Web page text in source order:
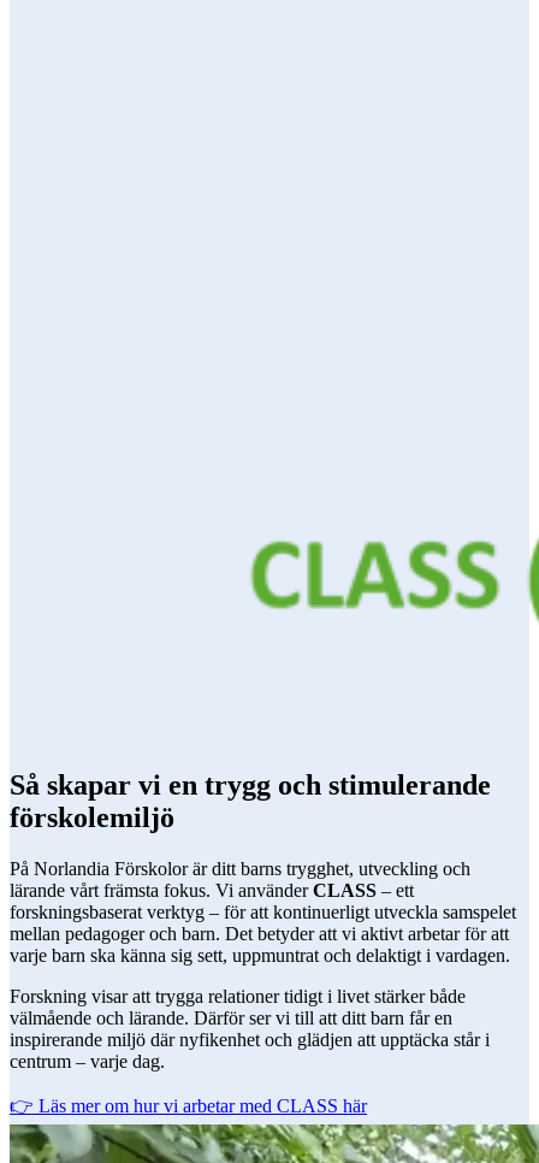
Så skapar vi en trygg och stimulerande
förskolemiljö
På Norlandia Förskolor är ditt barns trygghet, utveckling och
lärande vårt främsta fokus. Vi använderCLASS – ett
forskningsbaserat verktyg – för att kontinuerligt utveckla samspelet
mellan pedagoger och barn. Det betyder att vi aktivt arbetar för att
varje barn ska känna sig sett, uppmuntrat och delaktigt i vardagen.
Forskning visar att trygga relationer tidigt i livet stärker både
välmående och lärande. Därför ser vi till att ditt barn får en
inspirerande miljö där nyfikenhet och glädjen att upptäcka står i
centrum – varje dag.
👉 Läs mer om hur vi arbetar med CLASS här